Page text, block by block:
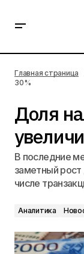
Главная страница
30%
Доля
В последние
заметный
числе
Аналитика